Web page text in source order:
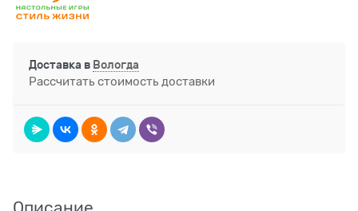
Доставка в Вологда
Рассчитать стоимость доставки